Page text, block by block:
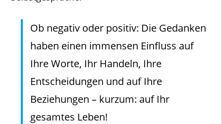
Ob negativ oder positiv: Die Gedanken
haben einen immensen Einfluss auf
Ihre Worte, Ihr Handeln, Ihre
Entscheidungen und auf Ihre
Beziehungen – kurzum: auf Ihr
gesamtes Leben!